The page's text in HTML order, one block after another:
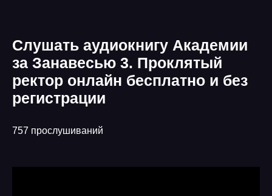
Слушать аудиокнигу Академии
за Занавесью 3. Проклятый
ректор онлайн бесплатно и без
регистрации
757 прослушиваний